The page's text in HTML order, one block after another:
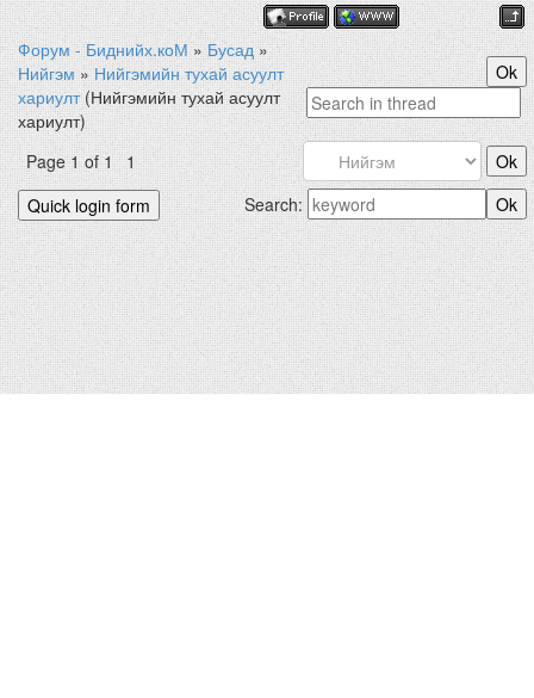
Форум - Биднийх.коМ » Бусад »
Нийгэм » Нийгэмийн тухай асуулт
хариулт (Нийгэмийн тухай асуулт
хариулт)
Page1of1 1
Search: